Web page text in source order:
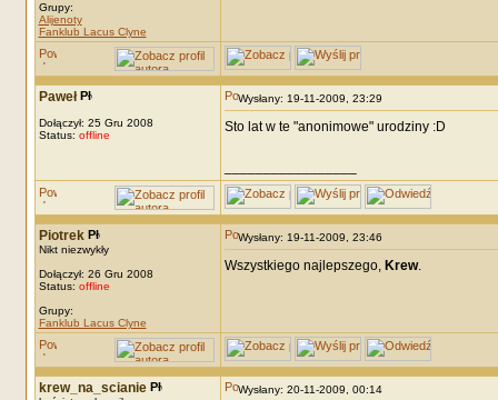
Grupy:
Alijenoty
Fanklub Lacus Clyne
Paweł
Dołączył: 25 Gru 2008
Status: offline
Wysłany: 19-11-2009, 23:29
Sto lat w te "anonimowe" urodziny :D
Piotrek
Nikt niezwykły
Dołączył: 26 Gru 2008
Status: offline
Grupy:
Fanklub Lacus Clyne
Wysłany: 19-11-2009, 23:46
Wszystkiego najlepszego, Krew.
krew_na_scianie Wysłany: 20-11-2009, 00:14